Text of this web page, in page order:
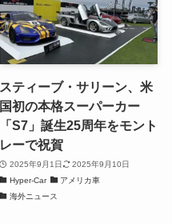
スティーブ・サリーン、米
国初の本格スーパーカー
「S7」誕生25周年をモント
レーで祝賀
2025年9月1日
2025年9月10日
Hyper-Car
アメリカ車
海外ニュース